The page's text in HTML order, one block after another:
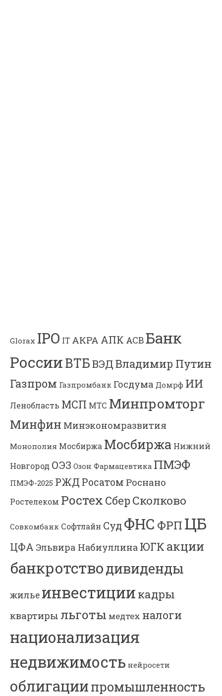
Glorax IPO IT АКРА АПК АСВБанк
РоссииВТБВЭДВладимир Путин
Газпром Газпромбанк Госдума Домрф ИИ
Ленобласть МСП МТС Минпромторг
Минфин Минэкономразвития
Монополия Мосбиржа Мосбиржа Нижний
Новгород ОЭЗ Озон Фармацевтика ПМЭФ
ПМЭФ-2025 РЖД Росатом Роснано
Ростелеком Ростех Сбер Сколково
Совкомбанк Софтлайн Суд ФНС ФРП ЦБ
ЦФА Эльвира Набиуллина ЮГК акции
банкротстводивиденды
жилье инвестиции кадры
квартиры льготы медтех налоги
национализация
недвижимость нейросети
облигациипромышленность